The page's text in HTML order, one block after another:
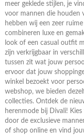
meer geklede stijlen, je
voor mannen die houden
hebben wij een zeer
combineren luxe en
look of een casual outfit
zijn verkrijgbaar in
tussen zit wat jouw
ervoor dat jouw
winkel bezoekt voor
webshop, we bieden
collecties. Ontdek de
herenmode bij Divali!
door de exclusieve
of shop online en vind